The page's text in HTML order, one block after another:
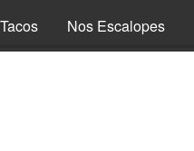
Nos Escalopes